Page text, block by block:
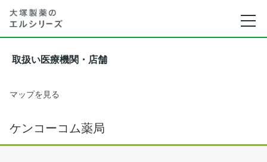
取扱い医療機関・店舗
マップを見る
ケンコーコム薬局